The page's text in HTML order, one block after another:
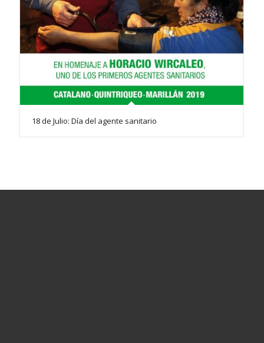
18 de Julio: Día del agente sanitario